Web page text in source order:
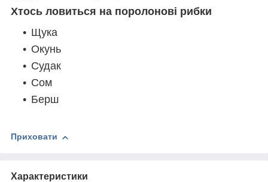
Хтось ловиться на поролонові рибки
Щука
Окунь
Судак
Сом
Берш
Приховати
Характеристики